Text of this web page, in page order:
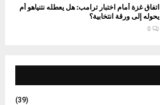
اتفاق غزة أمام اختبار ترامب: هل يعطله نتنياهو أم
يحوله إلى ورقة انتخابية؟
0
(39)